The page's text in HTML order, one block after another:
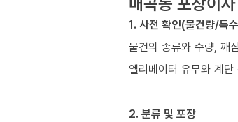
1. 사전 확인(물건량/특
물건의 종류와 수량, 깨
엘리베이터 유무와 계
2. 분류 및 포장